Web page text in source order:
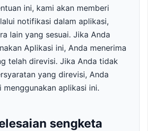
ini, kami akan memberi
notifikasi dalam aplikasi,
lain yang sesuai. Jika Anda
Aplikasi ini, Anda menerima
telah direvisi. Jika Anda tidak
yang direvisi, Anda
menggunakan aplikasi ini.
sengketa